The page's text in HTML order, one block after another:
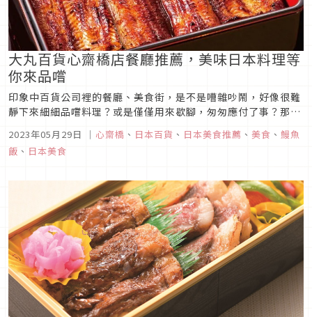
大丸百貨心齋橋店餐廳推薦，美味日本料理等
你來品嚐
印象中百貨公司裡的餐廳、美食街，是不是嘈雜吵鬧，好像很難
靜下來細細品嚐料理？或是僅僅用來歇腳，匆匆應付了事？那大
既存印象。作為購物、休閒和飲食一應俱全的百貨公司，大阪心
齋橋店除了有開放式的餐飲空間，更有數量眾多的美味餐廳供你
2023年05月29日 ｜ 心齋橋 、 日本百貨 、 日本美食推薦 、 美食 、 鰻魚
飯 、 日本美食